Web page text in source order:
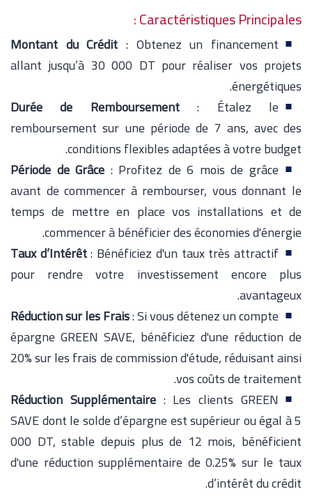
Caractéristiques Principales :
Montant du Crédit : Obtenez un financement
allant jusqu’à 30 000 DT pour réaliser vos projets
énergétiques.
Durée de Remboursement: Étalez le
remboursement sur une période de 7 ans, avec des
conditions flexibles adaptées à votre budget.
Période de Grâce : Profitez de 6 mois de grâce
avant de commencer à rembourser, vous donnant le
temps de mettre en place vos installations et de
commencer à bénéficier des économies d'énergie.
Taux d’Intérêt: Bénéficiez d'un taux très attractif
pour rendre votre investissement encore plus
avantageux.
Réduction sur les Frais: Si vous détenez un compte
épargne GREEN SAVE, bénéficiez d'une réduction de
20% sur les frais de commission d'étude, réduisant ainsi
vos coûts de traitement.
Réduction Supplémentaire: Les clients GREEN
SAVE dont le solde d’épargne est supérieur ou égal à 5
000 DT, stable depuis plus de 12 mois, bénéficient
d'une réduction supplémentaire de 0.25% sur le taux
d’intérêt du crédit.